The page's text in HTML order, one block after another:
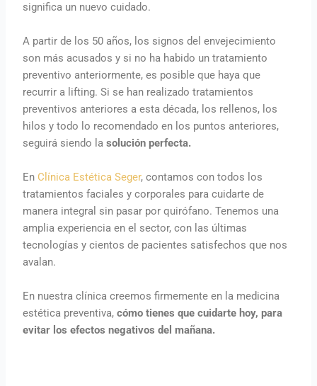
significa un nuevo cuidado.
A partir de los 50 años, los signos del envejecimiento
son más acusados y si no ha habido un tratamiento
preventivo anteriormente, es posible que haya que
recurrir a lifting. Si se han realizado tratamientos
preventivos anteriores a esta década, los rellenos, los
hilos y todo lo recomendado en los puntos anteriores,
seguirá siendo lasolución perfecta.
En Clínica Estética Seger, contamos con todos los
tratamientos faciales y corporales para cuidarte de
manera integral sin pasar por quirófano. Tenemos una
amplia experiencia en el sector, con las últimas
tecnologías y cientos de pacientes satisfechos que nos
avalan.
En nuestra clínica creemos firmemente en la medicina
estética preventiva,cómo tienes que cuidarte hoy, para
evitar los efectos negativos del mañana.